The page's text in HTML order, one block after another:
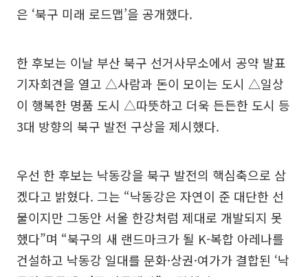
은 ‘북구 미래 로드맵’을 공개했다.
한 후보는 이날 부산 북구 선거사무소에서 공약 발표
기자회견을 열고 △사람과 돈이 모이는 도시 △일상
이 행복한 명품 도시 △따뜻하고 더욱 든든한 도시 등
3대 방향의 북구 발전 구상을 제시했다.
우선 한 후보는 낙동강을 북구 발전의 핵심축으로 삼
겠다고 밝혔다. 그는 “낙동강은 자연이 준 대단한 선
물이지만 그동안 서울 한강처럼 제대로 개발되지 못
했다”며 “북구의 새 랜드마크가 될 K-복합 아레나를
건설하고 낙동강 일대를 문화·상권·여가가 결합된 ‘낙